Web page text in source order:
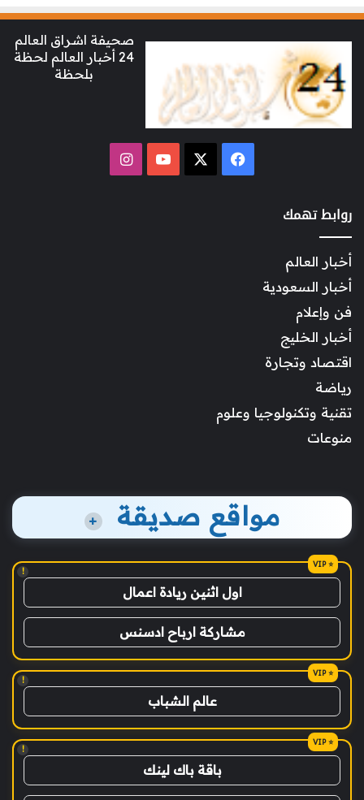
صحيفة اشراق العالم
24 أخبار العالم لحظة
بلحظة
فيسبوك ‫YouTubeانستقرام
روابط تهمك
أخبار العالم
أخبار السعودية
فن وإعلام
أخبار الخليج
اقتصاد وتجارة
رياضة
تقنية وتكنولوجيا وعلوم
منوعات
مواقع صديقة +
!
اول اثنين ريادة اعمال
مشاركة ارباح ادسنس
!
عالم الشباب
!
باقة باك لينك